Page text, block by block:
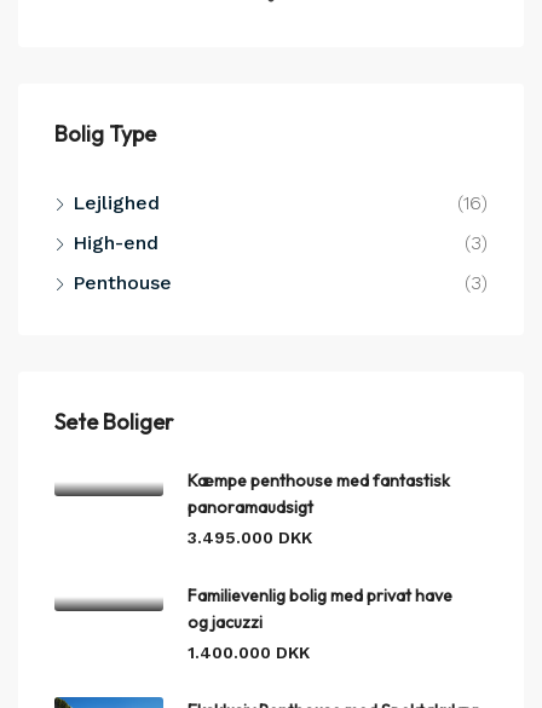
Bolig Type
Lejlighed
(16)
High-end
(3)
Penthouse
(3)
Sete Boliger
Kæmpe penthouse med fantastisk
panoramaudsigt
3.495.000 DKK
Familievenlig bolig med privat have
og jacuzzi
1.400.000 DKK